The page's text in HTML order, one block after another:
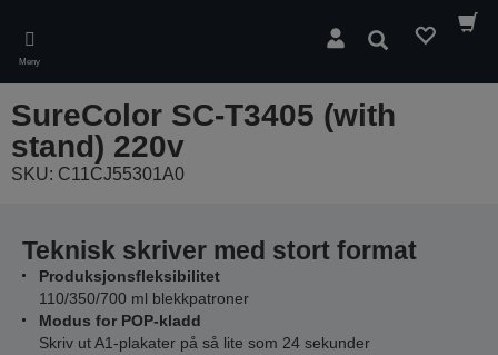
main
content
Meny
Søk
SureColor SC-T3405 (with
stand) 220v
SKU: C11CJ55301A0
Teknisk skriver med stort format
Produksjonsfleksibilitet
110/350/700 ml blekkpatroner
Modus for POP-kladd
Skriv ut A1-plakater på så lite som 24 sekunder